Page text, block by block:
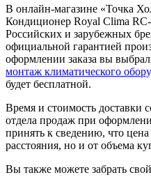
В онлайн-магазине «Точка
Кондиционер Royal Clima
Российских и зарубежных
официальной гарантией
оформлении заказа вы
монтаж климатического
будет бесплатной.
Время и стоимость доставки
отдела продаж при
принять к сведению, что цена
расстояния, но и от объема
Вы также можете забрать